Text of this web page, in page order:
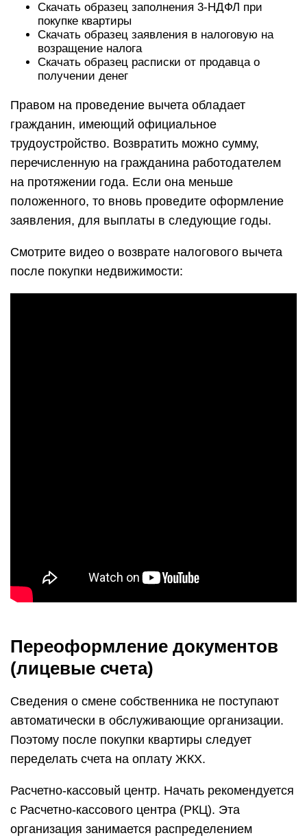
Скачать образец заполнения 3-НДФЛ при
покупке квартиры
Скачать образец заявления в налоговую на
возращение налога
Скачать образец расписки от продавца о
получении денег
Правом на проведение вычета обладает
гражданин, имеющий официальное
трудоустройство. Возвратить можно сумму,
перечисленную на гражданина работодателем
на протяжении года. Если она меньше
положенного, то вновь проведите оформление
заявления, для выплаты в следующие годы.
Смотрите видео о возврате налогового вычета
после покупки недвижимости:
Переоформление документов
(лицевые счета)
Сведения о смене собственника не поступают
автоматически в обслуживающие организации.
Поэтому после покупки квартиры следует
переделать счета на оплату ЖКХ.
Расчетно-кассовый центр. Начать рекомендуется
с Расчетно-кассового центра (РКЦ). Эта
организация занимается распределением